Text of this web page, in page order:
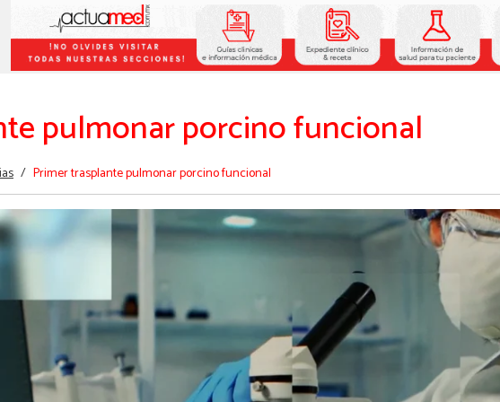
pulmonar porcino funcional
/ Primer trasplante pulmonar porcino funcional